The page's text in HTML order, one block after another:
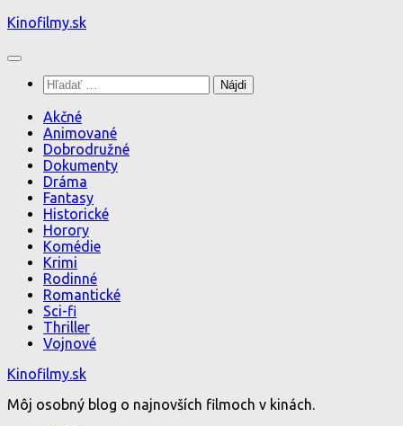
Preskočiť
obsah
Kinofilmy.sk
Hľadať:
Akčné
Animované
Dobrodružné
Dokumenty
Dráma
Fantasy
Historické
Horory
Komédie
Krimi
Rodinné
Romantické
Sci-fi
Thriller
Vojnové
Kinofilmy.sk
Môj osobný blog o najnovších filmoch v kinách.